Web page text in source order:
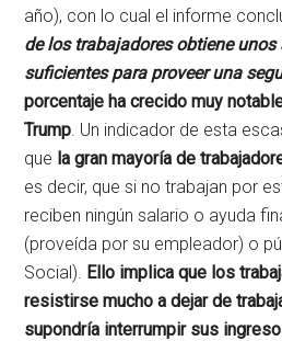
año), con lo cual el informe
de los trabajadores obtiene
suficientes para proveer una
porcentaje ha crecido muy
Trump. Un indicador de esta
que la gran mayoría de
es decir, que si no trabajan por
reciben ningún salario o ayuda
(proveída por su empleador) o
Social). Ello implica que los
resistirse mucho a dejar de
supondría interrumpir sus